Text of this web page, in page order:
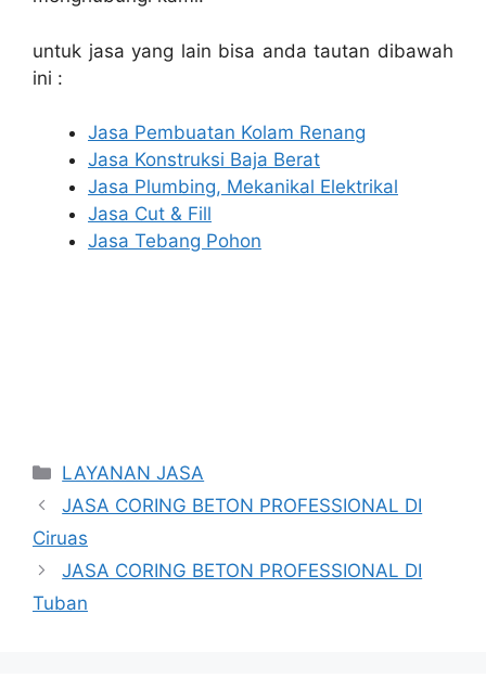
untuk jasa yang lain bisa anda tautan dibawah
ini :
Jasa Pembuatan Kolam Renang
Jasa Konstruksi Baja Berat
Jasa Plumbing, Mekanikal Elektrikal
Jasa Cut & Fill
Jasa Tebang Pohon
Categories
LAYANAN JASA
JASA CORING BETON PROFESSIONAL DI
Ciruas
JASA CORING BETON PROFESSIONAL DI
Tuban